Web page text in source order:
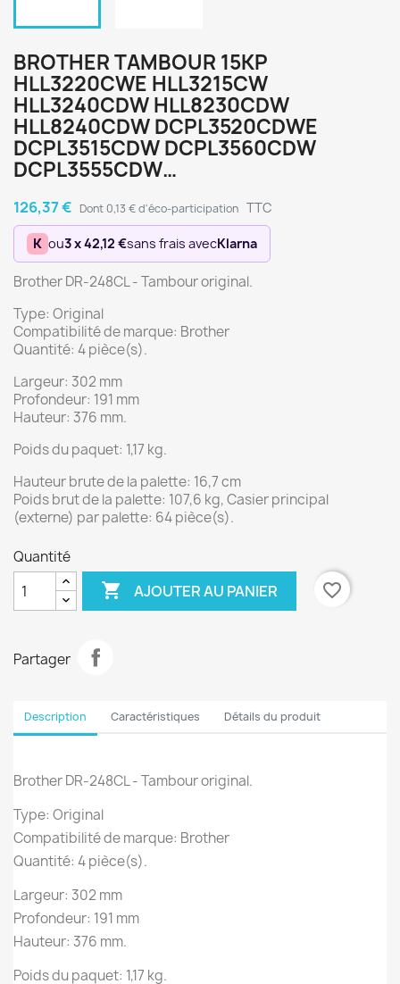
BROTHER TAMBOUR 15KP
HLL3220CWE HLL3215CW
HLL3240CDW HLL8230CDW
HLL8240CDW DCPL3520CDWE
DCPL3515CDW DCPL3560CDW
DCPL3555CDW…
126,37 € Dont 0,13 € d'éco-participation TTC
K ou3 x 42,12 €sans frais avecKlarna
Brother DR-248CL - Tambour original.
Type: Original
Compatibilité de marque: Brother
Quantité: 4 pièce(s).
Largeur: 302 mm
Profondeur: 191 mm
Hauteur: 376 mm.
Poids du paquet: 1,17 kg.
Hauteur brute de la palette: 16,7 cm
Poids brut de la palette: 107,6 kg, Casier principal
(externe) par palette: 64 pièce(s).
Quantité
 AJOUTER AU PANIER favorite_border
Partager
Description Caractéristiques Détails du produit
Brother DR-248CL - Tambour original.
Type: Original
Compatibilité de marque: Brother
Quantité: 4 pièce(s).
Largeur: 302 mm
Profondeur: 191 mm
Hauteur: 376 mm.
Poids du paquet: 1,17 kg.